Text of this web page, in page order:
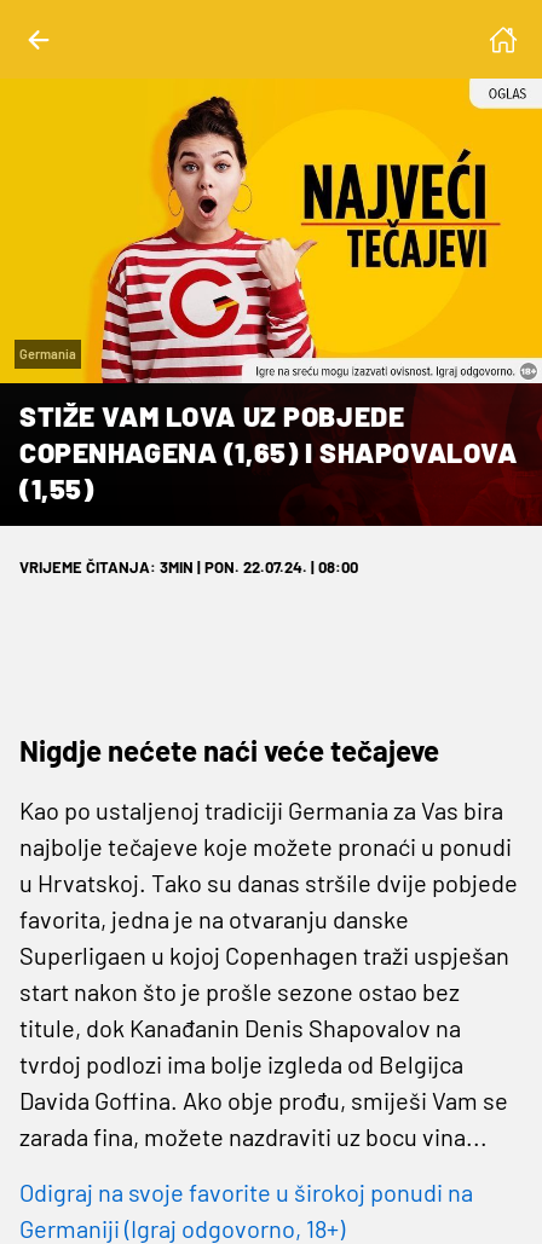
Germania
STIŽE VAM LOVA UZ POBJEDE
COPENHAGENA (1,65) I SHAPOVALOVA
(1,55)
VRIJEME ČITANJA: 3MIN | PON. 22.07.24. | 08:00
Nigdje nećete naći veće tečajeve
Kao po ustaljenoj tradiciji Germania za Vas bira
najbolje tečajeve koje možete pronaći u ponudi
u Hrvatskoj. Tako su danas stršile dvije pobjede
favorita, jedna je na otvaranju danske
Superligaen u kojoj Copenhagen traži uspješan
start nakon što je prošle sezone ostao bez
titule, dok Kanađanin Denis Shapovalov na
tvrdoj podlozi ima bolje izgleda od Belgijca
Davida Goffina. Ako obje prođu, smiješi Vam se
zarada fina, možete nazdraviti uz bocu vina...
Odigraj na svoje favorite u širokoj ponudi na
Germaniji (Igraj odgovorno, 18+)